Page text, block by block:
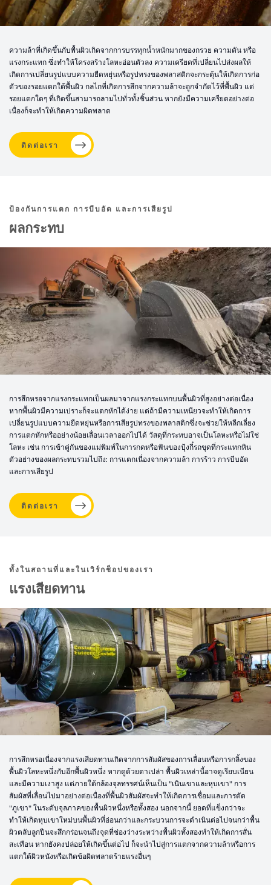
ความล้าที่เกิดขึ้นกับพื้นผิวเกิดจากการบรรทุกน้ำหนักมากของกรวย ความดัน หรือ
แรงกระแทก ซึ่งทำให้โครงสร้างโลหะอ่อนตัวลง ความเครียดที่เปลี่ยนไปส่งผลให้
เกิดการเปลี่ยนรูปแบบความยืดหยุ่นหรือรูปทรงของพลาสติกจะกระตุ้นให้เกิดการก่อ
ตัวของรอยแตกใต้พื้นผิว กลไกที่เกิดการสึกจากความล้าจะถูกจำกัดไว้ที่พื้นผิว แต่
รอยแตกใดๆ ที่เกิดขึ้นสามารถลามไปทั่วทั้งชิ้นส่วน หากยังมีความเครียดอย่างต่อ
เนื่องก็จะทำให้เกิดความผิดพลาด
ติดต่อเรา
ป้องกันการแตก การบีบอัด และการเสียรูป
ผลกระทบ
การสึกหรอจากแรงกระแทกเป็นผลมาจากแรงกระแทกบนพื้นผิวที่สูงอย่างต่อเนื่อง
หากพื้นผิวมีความเปราะก็จะแตกหักได้ง่าย แต่ถ้ามีความเหนียวจะทำให้เกิดการ
เปลี่ยนรูปแบบความยืดหยุ่นหรือการเสียรูปทรงของพลาสติกซึ่งจะช่วยให้หลีกเลี่ยง
การแตกหักหรืออย่างน้อยเลื่อนเวลาออกไปได้ วัสดุที่กระทบอาจเป็นโลหะหรือไม่ใช่
โลหะ เช่น การเข้าคู่กันของแม่พิมพ์ในการกดหรือฟันของปุ้งกี๋รถขุดที่กระแทกหิน
ตัวอย่างของผลกระทบรวมไปถึง: การแตกเนื่องจากความล้า การร้าว การบีบอัด
และการเสียรูป
ติดต่อเรา
ทั้งในสถานที่และในเวิร์กช็อปของเรา
แรงเสียดทาน
การสึกหรอเนื่องจากแรงเสียดทานเกิดจากการสัมผัสของการเลื่อนหรือการกลิ้งของ
พื้นผิวโลหะหนึ่งกับอีกพื้นผิวหนึ่ง หากดูด้วยตาเปล่า พื้นผิวเหล่านี้อาจดูเรียบเนียน
และมีความเงาสูง แต่ภายใต้กล้องจุลทรรศน์เห็นเป็น "เนินเขาและหุบเขา" การ
สัมผัสที่เลื่อนไปมาอย่างต่อเนื่องที่พื้นผิวสัมผัสจะทำให้เกิดการเชื่อมและการตัด
"ภูเขา" ในระดับจุลภาคของพื้นผิวหนึ่งหรือทั้งสอง นอกจากนี้ ยอดที่แข็งกว่าจะ
ทำให้เกิดหุบเขาใหม่บนพื้นผิวที่อ่อนกว่าและกระบวนการจะดำเนินต่อไปจนกว่าพื้น
ผิวตลับลูกปืนจะสึกกร่อนจนถึงจุดที่ช่องว่างระหว่างพื้นผิวทั้งสองทำให้เกิดการสั่น
สะเทือน หากยังคงปล่อยให้เกิดขึ้นต่อไป ก็จะนำไปสู่การแตกจากความล้าหรือการ
แตกใต้ผิวหนังหรือเกิดข้อผิดพลาดร้ายแรงอื่นๆ